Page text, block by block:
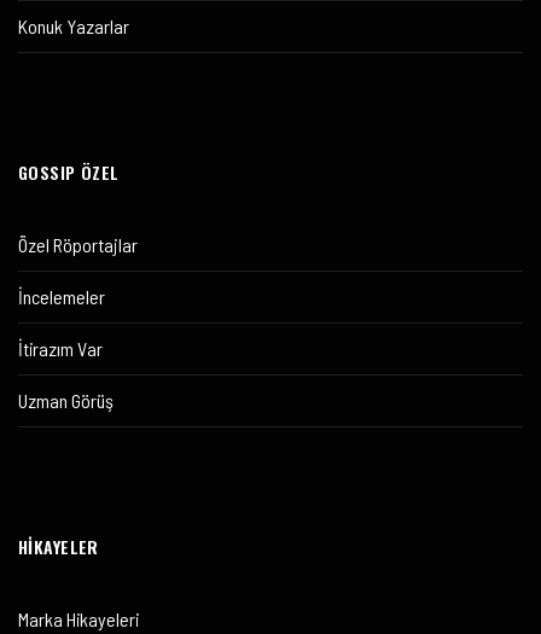
Konuk Yazarlar
GOSSIP ÖZEL
Özel Röportajlar
İncelemeler
İtirazım Var
Uzman Görüş
HİKAYELER
Marka Hikayeleri